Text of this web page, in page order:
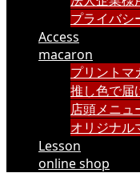
プライバシ
Access
macaron
プリント
推し色で届
店頭メニ
オリジナ
Lesson
online shop